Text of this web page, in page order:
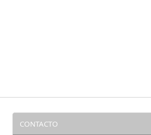
CONTACTO